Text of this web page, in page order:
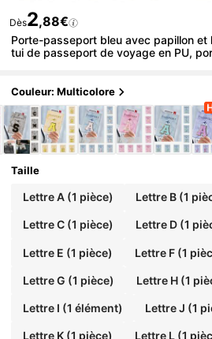
Dès2,88€
Porte-passeport bleu avec papillon et
tui de passeport de voyage en PU,
pour les déplacements et l'aéroport,
pour la famille, les amis, les proches,
nniversaire, les vacances, les fêtes,
es, les vacances, le mariage, la
s et plus d'occasions
Couleur: Multicolore
Taille
Lettre A (1 pièce) Lettre B (1
Lettre C (1 pièce) Lettre D (1
Lettre E (1 pièce) Lettre F (1
Lettre G (1 pièce) Lettre H (1
Lettre I (1 élément) Lettre J (1
Lettre K (1 pièce) Lettre L (1